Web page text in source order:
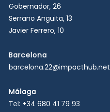
Gobernador, 26
Serrano Anguita, 13
Javier Ferrero, 10
Barcelona
barcelona.22@impacthub.net
Málaga
Tel: +34 680 41 79 93